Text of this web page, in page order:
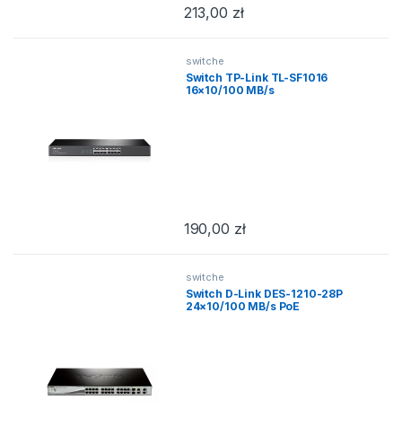
213,00 zł
switche
Switch TP-Link TL-SF1016
16×10/100 MB/s
190,00 zł
switche
Switch D-Link DES-1210-28P
24×10/100 MB/s PoE